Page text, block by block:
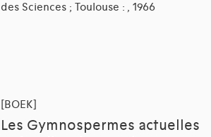
des Sciences ; Toulouse : , 1966
[BOEK]
Les Gymnospermes actuelles